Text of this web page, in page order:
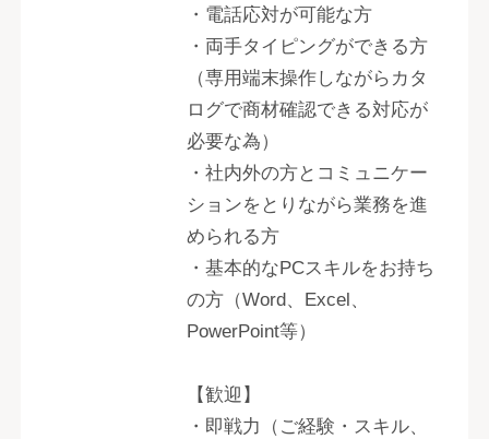
・電話応対が可能な方
・両手タイピングができる方
（専用端末操作しながらカタ
ログで商材確認できる対応が
必要な為）
・社内外の方とコミュニケー
ションをとりながら業務を進
められる方
・基本的なPCスキルをお持ち
の方（Word、Excel、
PowerPoint等）
【歓迎】
・即戦力（ご経験・スキル、